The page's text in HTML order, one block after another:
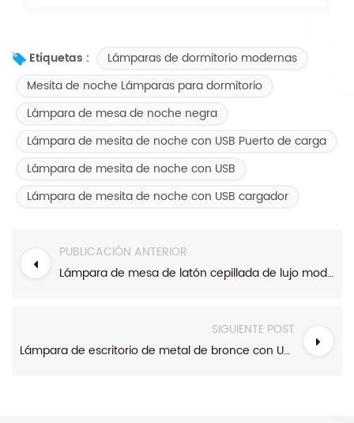
Etiquetas :
Lámparas de dormitorio modernas
Mesita de noche Lámparas para dormitorio
Lámpara de mesa de noche negra
Lámpara de mesita de noche con USB Puerto de carga
Lámpara de mesita de noche con USB
Lámpara de mesita de noche con USB cargador
PUBLICACIÓN ANTERIOR
Lámpara de mesa de latón cepillada de lujo moderna con lino blanco.
SIGUIENTE POST
Lámpara de escritorio de metal de bronce con USB Toma de puerto y potencia